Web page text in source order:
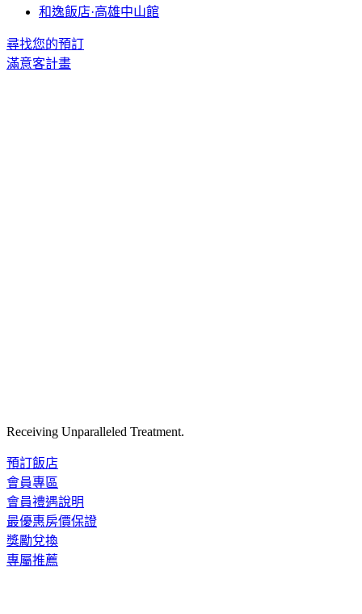
和逸飯店·高雄中山館
尋找您的預訂
滿意客計畫
Receiving Unparalleled Treatment.
預訂飯店
會員專區
會員禮遇說明
最優惠房價保證
獎勵兌換
專屬推薦